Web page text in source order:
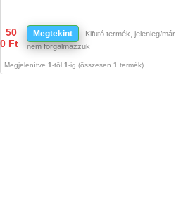
50
0 Ft
Megtekint
Kifutó termék, jelenleg/már
nem forgalmazzuk
Megjelenítve 1-től 1-ig (összesen 1 termék)